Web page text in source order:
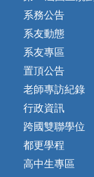
系務公告
系友動態
系友專區
置頂公告
老師專訪紀錄
行政資訊
跨國雙聯學位
都更學程
高中生專區